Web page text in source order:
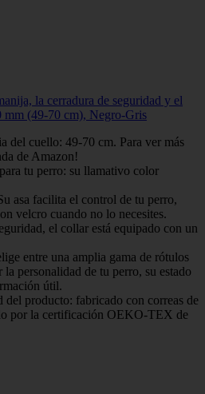
la cerradura de seguridad y el
mm (49-70 cm), Negro-Gris
del cuello: 49-70 cm. Para ver más
de Amazon!
tu perro: su llamativo color
asa facilita el control de tu perro,
velcro cuando no lo necesites.
el collar está equipado con un
entre una amplia gama de rótulos
la personalidad de tu perro, su estado
útil.
producto: fabricado con correas de
por la certificación OEKO-TEX de